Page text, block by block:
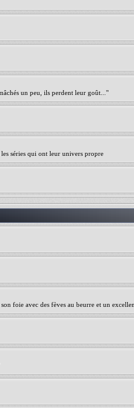
un peu, ils perdent leur goût..."
séries qui ont leur univers propre
foie avec des fèves au beurre et un